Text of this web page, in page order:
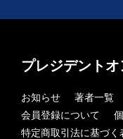
プレジデント
お知らせ 著者一覧
会員登録について
特定商取引法に基づく